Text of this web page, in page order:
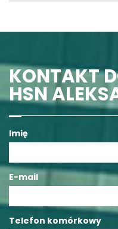
KONTAKT
HSN
Imię
E-mail
Telefon komórkowy